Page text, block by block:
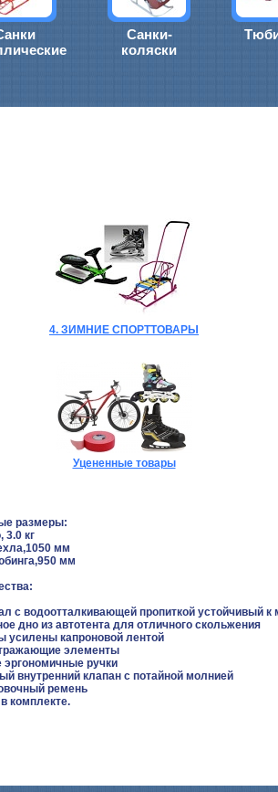
Санки-
коляски
4. ЗИМНИЕ СПОРТТОВАРЫ
Уцененные товары
размеры:
3.0 кг
мм
мм
с водоотталкивающей пропиткой устойчивый к
дно из автотента для отличного скольжения
капроновой лентой
элементы
ручки
внутренний клапан с потайной молнией
ремень
комплекте.